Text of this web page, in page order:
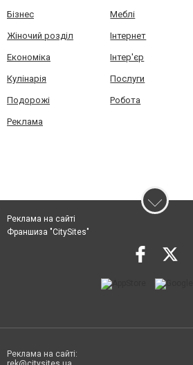
Бізнес Меблі
Жіночий розділ Інтернет
Економіка Інтер'єр
Кулінарія Послуги
Подорожі Робота
Реклама
Реклама на сайті
Франшиза "CitySites"
Реклама на сайті: